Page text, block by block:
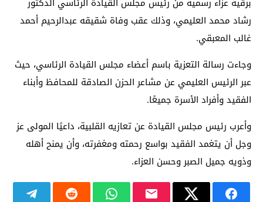
رشاد محمد العليمي، وذلك عقب وفاة شقيقه عبدالرحيم أحمد
غالب المعبقي.
وجاءت رسالة التعزية باسم أعضاء مجلس القيادة الرئاسي، حيث
عبر الرئيس العليمي عن مشاعر الحزن الصادقة للمحافظ وأبناء
الفقيد وأفراد الأسرة جميعًا.
وأعرب رئيس مجلس القيادة عن تعازيه القلبية، داعيًا المولى عز
وجل أن يتغمد الفقيد بواسع رحمته ومغفرته، وأن يمنح أهله
وذويه جميل الصبر وحسن العزاء.